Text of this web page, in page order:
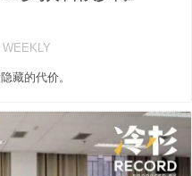
WEEKLY
藏的代价。